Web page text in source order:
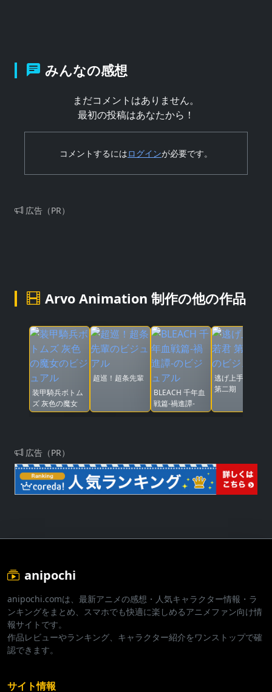
みんなの感想
まだコメントはありません。
最初の投稿はあなたから！
コメントするにはログインが必要です。
広告（PR）
Arvo Animation 制作の他の作品
装甲騎兵ボトム
ズ 灰色の魔女
超巡！超条先輩
BLEACH 千年血
戦篇-禍進譚-
逃げ上手の若君
第二期
広告（PR）
anipochi
anipochi.comは、最新アニメの感想・人気キャラクター情報・ラ
ンキングをまとめ、スマホでも快適に楽しめるアニメファン向け情
報サイトです。
作品レビューやランキング、キャラクター紹介をワンストップで確
認できます。
サイト情報